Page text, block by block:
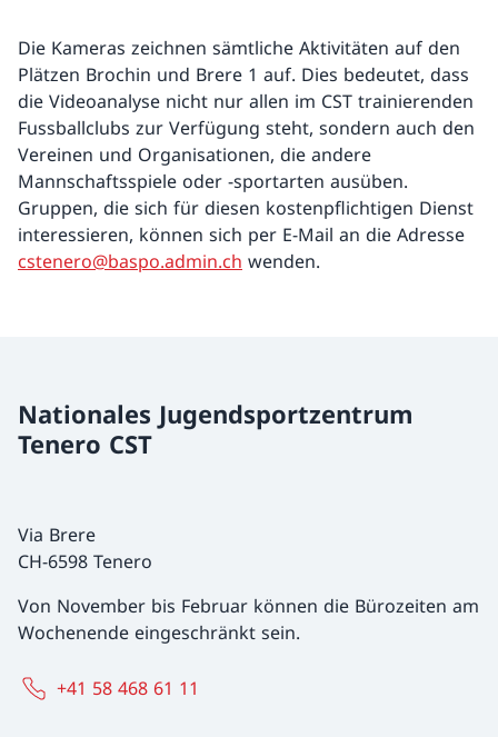
Die Kameras zeichnen sämtliche Aktivitäten auf den
Plätzen Brochin und Brere 1 auf. Dies bedeutet, dass
die Videoanalyse nicht nur allen im CST trainierenden
Fussballclubs zur Verfügung steht, sondern auch den
Vereinen und Organisationen, die andere
Mannschaftsspiele oder -sportarten ausüben.
Gruppen, die sich für diesen kostenpflichtigen Dienst
interessieren, können sich per E-Mail an die Adresse
cstenero@baspo.admin.ch wenden.
Nationales Jugendsportzentrum
Tenero CST
Via Brere
CH-6598 Tenero
Von November bis Februar können die Bürozeiten am
Wochenende eingeschränkt sein.
+41 58 468 61 11